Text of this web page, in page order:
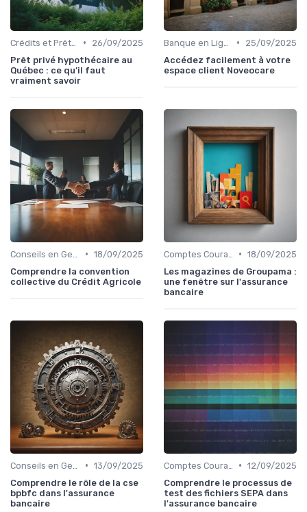
•
26/09/2025
Prêt privé hypothécaire au
Québec : ce qu’il faut
vraiment savoir
•
25/09/2025
Accédez facilement à votre
espace client Noveocare
• 18/09/2025
Comprendre la convention
collective du Crédit Agricole
• 18/09/2025
Les magazines de Groupama :
une fenêtre sur l'assurance
bancaire
• 13/09/2025
Comprendre le rôle de la cse
bpbfc dans l'assurance
bancaire
• 12/09/2025
Comprendre le processus de
test des fichiers SEPA dans
l'assurance bancaire